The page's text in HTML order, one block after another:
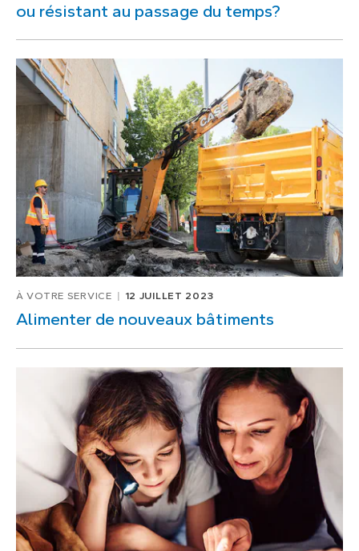
ou résistant au passage du temps?
À VOTRE SERVICE 12 JUILLET 2023
Alimenter de nouveaux bâtiments